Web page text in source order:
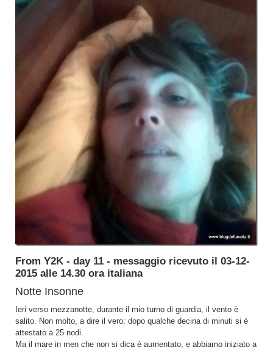
From Y2K - day 11 - messaggio ricevuto il 03-12-
2015 alle 14.30 ora italiana
Notte Insonne
Ieri verso mezzanotte, durante il mio turno di guardia, il vento è
salito. Non molto, a dire il vero: dopo qualche decina di minuti si è
attestato a 25 nodi.
Ma il mare in men che non si dica è aumentato, e abbiamo iniziato a